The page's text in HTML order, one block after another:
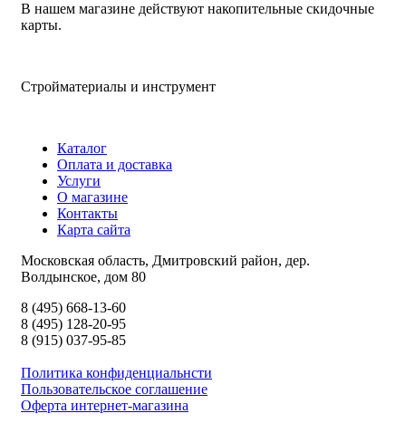
В нашем магазине действуют накопительные скидочные
карты.
Стройматериалы и инструмент
Каталог
Оплата и доставка
Услуги
О магазине
Контакты
Карта сайта
Московская область, Дмитровский район, дер.
Волдынское, дом 80
8 (495) 668-13-60
8 (495) 128-20-95
8 (915) 037-95-85
Политика конфиденциальнсти
Пользовательское соглашение
Оферта интернет-магазина